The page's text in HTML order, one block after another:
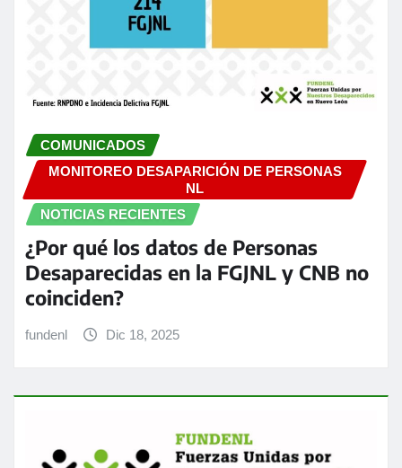
COMUNICADOS
MONITOREO DESAPARICIÓN DE PERSONAS
NL
NOTICIAS RECIENTES
¿Por qué los datos de Personas
Desaparecidas en la FGJNL y CNB no
coinciden?
fundenl Dic 18, 2025